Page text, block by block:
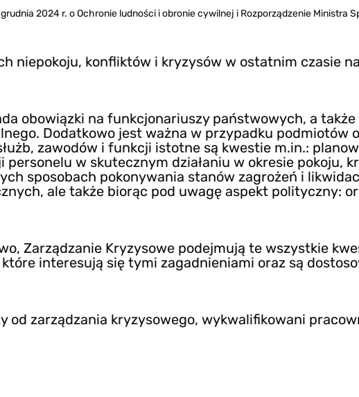
2024 r. o Ochronie ludności i obronie cywilnej i Rozporządzenie Ministra
niepokoju, konfliktów i kryzysów w ostatnim czasie
obowiązki na funkcjonariuszy państwowych, a także
Dodatkowo jest ważna w przypadku podmiotów
zawodów i funkcji istotne są kwestie m.in.:
w skutecznym działaniu w okresie pokoju,
sposobach pokonywania stanów zagrożeń i
ale także biorąc pod uwagę aspekt polityczny:
Zarządzanie Kryzysowe podejmują te wszystkie
interesują się tymi zagadnieniami oraz są
zarządzania kryzysowego, wykwalifikowani